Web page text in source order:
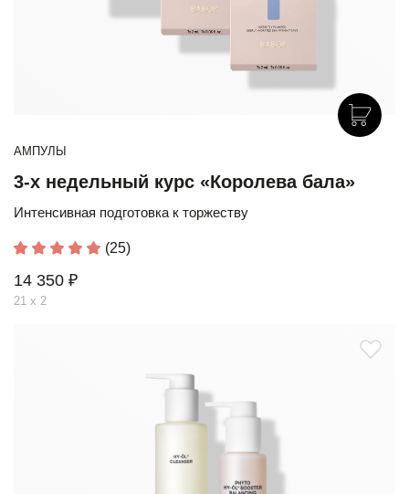
АМПУЛЫ
3-х недельный курс «Королева бала»
Интенсивная подготовка к торжеству
(25)
14 350 ₽
21 х 2